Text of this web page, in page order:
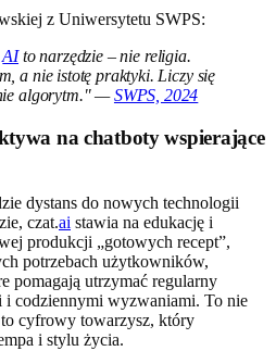
z Uniwersytetu SWPS:
AIto narzędzie – nie religia.
a nie istotę praktyki. Liczy się
algorytm." —SWPS, 2024
na chatboty wspierające
dystans do nowych technologii
czat.ai stawia na edukację i
produkcji „gotowych recept”,
potrzebach użytkowników,
pomagają utrzymać regularny
i codziennymi wyzwaniami. To nie
cyfrowy towarzysz, który
i stylu życia.